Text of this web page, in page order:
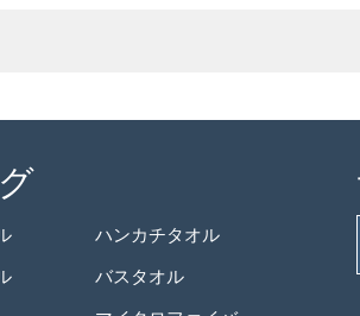
ハンカチタオル
バスタオル